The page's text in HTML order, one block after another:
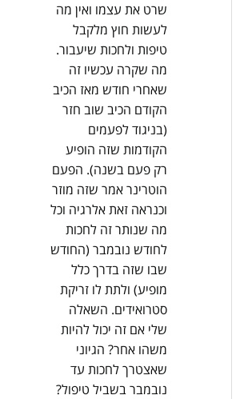
שרט את עצמו ואין מה
לעשות חוץ מלקבל
טיפות ולחכות שיעבור.
מה שקרה עכשיו זה
שאחרי חודש מאז הכיב
הקודם הכיב שוב חזר
(בניגוד לפעמים
הקודמות שזה הופיע
רק פעם בשנה). הפעם
הוטרינר אמר שזה מוזר
וכנראה זאת אלרגיה וכל
מה שנותר זה לחכות
לחודש נובמבר (החודש
שבו שזה בדרך כלל
מופיע) ולתת לו זריקת
סטרואידים. השאלה
שלי אם זה יכול להיות
משהו אחר? הגיוני
שאצטרך לחכות עד
נובמבר בשביל טיפול?